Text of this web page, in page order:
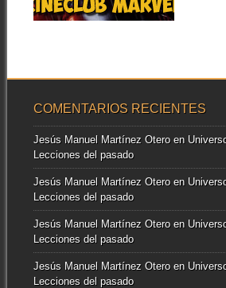
▶
COMENTARIOS RECIENTES
Jesús Manuel Martínez Oteroen
Lecciones del pasado
Jesús Manuel Martínez Oteroen
Lecciones del pasado
Jesús Manuel Martínez Oteroen
Lecciones del pasado
Jesús Manuel Martínez Oteroen
Lecciones del pasado